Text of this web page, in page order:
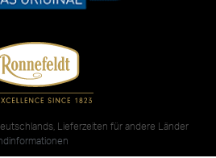
Lieferzeiten für andere Länder